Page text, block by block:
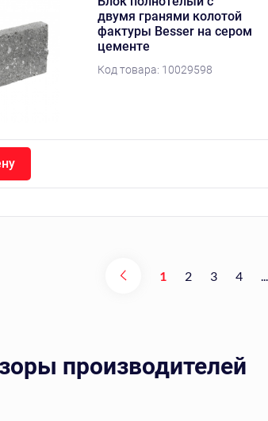
двумя гранями колотой
фактуры Besser на сером
цементе
Код товара: 10029598
1 2 3 4
производителей